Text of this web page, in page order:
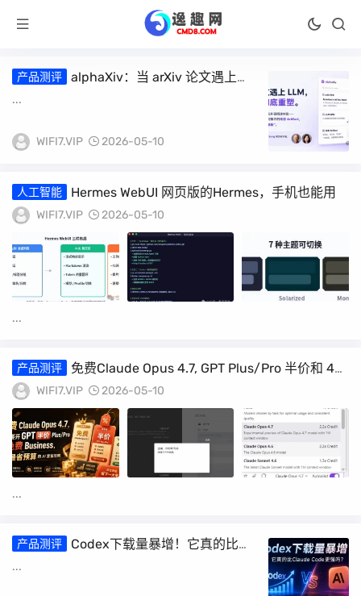
产品测评
alphaXiv：当 arXiv 论文遇上
...
WIFI7.VIP 2026-05-10
人工智能 Hermes WebUI 网页版的Hermes，手机也能用
WIFI7.VIP 2026-05-10
...
产品测评
免费Claude Opus 4.7, GPT Plus/Pro 半价和 4
年 Business 免费机会
WIFI7.VIP 2026-05-10
...
产品测评
Codex下载量暴增！它真的比
...